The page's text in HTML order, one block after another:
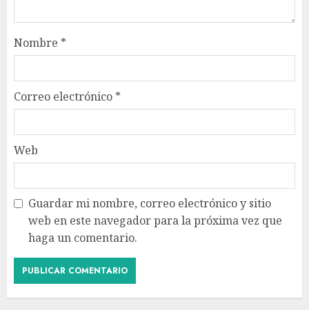
Nombre *
Correo electrónico *
Web
Guardar mi nombre, correo electrónico y sitio
web en este navegador para la próxima vez que
haga un comentario.